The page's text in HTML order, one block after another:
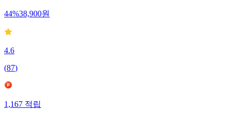
44%38,900원
4.6
(87)
1,167 적립